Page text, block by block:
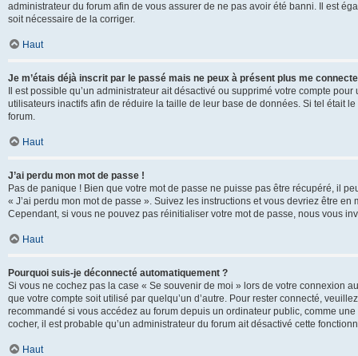
administrateur du forum afin de vous assurer de ne pas avoir été banni. Il est
soit nécessaire de la corriger.
Haut
Je m’étais déjà inscrit par le passé mais ne peux à présent plus me
Il est possible qu’un administrateur ait désactivé ou supprimé votre compte
utilisateurs inactifs afin de réduire la taille de leur base de données. Si tel était
forum.
Haut
J’ai perdu mon mot de passe !
Pas de panique ! Bien que votre mot de passe ne puisse pas être récupéré, il
« J’ai perdu mon mot de passe ». Suivez les instructions et vous devriez être
Cependant, si vous ne pouvez pas réinitialiser votre mot de passe, nous vous
Haut
Pourquoi suis-je déconnecté automatiquement ?
Si vous ne cochez pas la case « Se souvenir de moi » lors de votre connexion
que votre compte soit utilisé par quelqu’un d’autre. Pour rester connecté,
recommandé si vous accédez au forum depuis un ordinateur public, comme
cocher, il est probable qu’un administrateur du forum ait désactivé cette
Haut